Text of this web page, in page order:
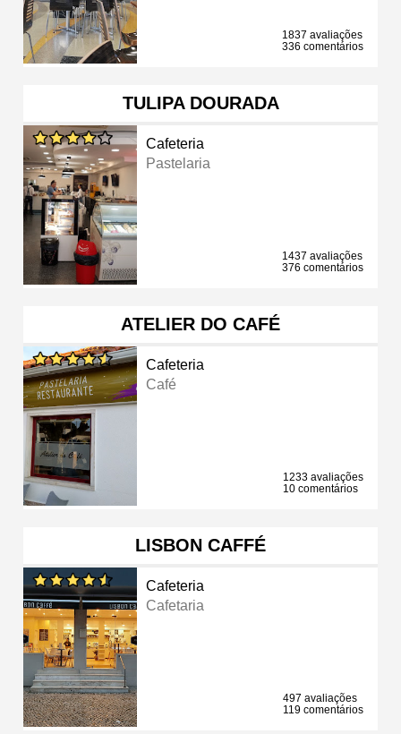
1837 avaliações
336 comentários
TULIPA DOURADA
Cafeteria
Pastelaria
1437 avaliações
376 comentários
ATELIER DO CAFÉ
Cafeteria
Café
1233 avaliações
10 comentários
LISBON CAFFÉ
Cafeteria
Cafetaria
497 avaliações
119 comentários